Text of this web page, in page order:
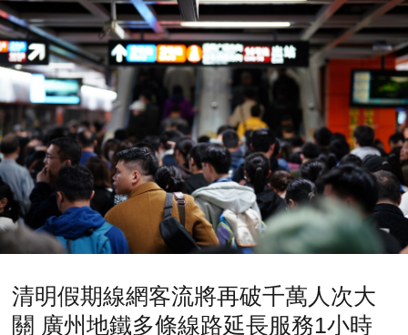
清明假期線網客流將再破千萬人次大
關 廣州地鐵多條線路延長服務1小時